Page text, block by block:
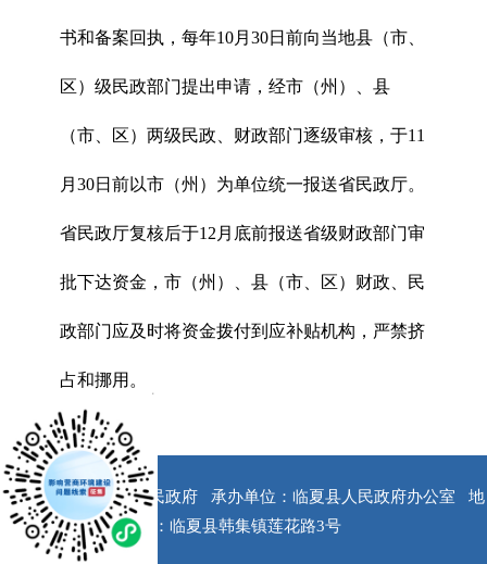
书和备案回执，每年10月30日前向当地县（市、
区）级民政部门提出申请，经市（州）、县
（市、区）两级民政、财政部门逐级审核，于11
月30日前以市（州）为单位统一报送省民政厅。
省民政厅复核后于12月底前报送省级财政部门审
批下达资金，市（州）、县（市、区）财政、民
政部门应及时将资金拨付到应补贴机构，严禁挤
占和挪用。
版权所有：临夏县人民政府 承办单位：临夏县人民政府办公室
地
址：临夏县韩集镇莲花路3号
x